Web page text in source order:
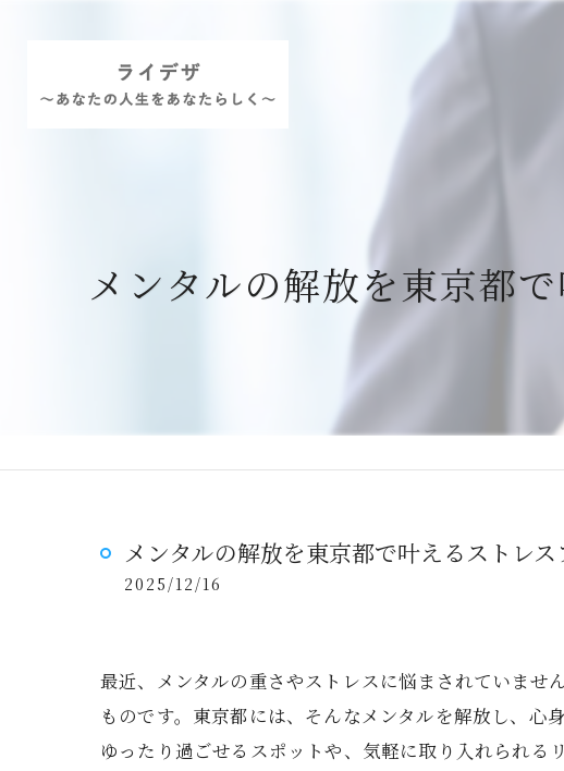
メンタルの解放を東京都
メンタルの解放を東京都で叶えるストレ
2025/12/16
最近、メンタルの重さやストレスに悩まされていま
ものです。東京都には、そんなメンタルを解放し、
ゆったり過ごせるスポットや、気軽に取り入れられ